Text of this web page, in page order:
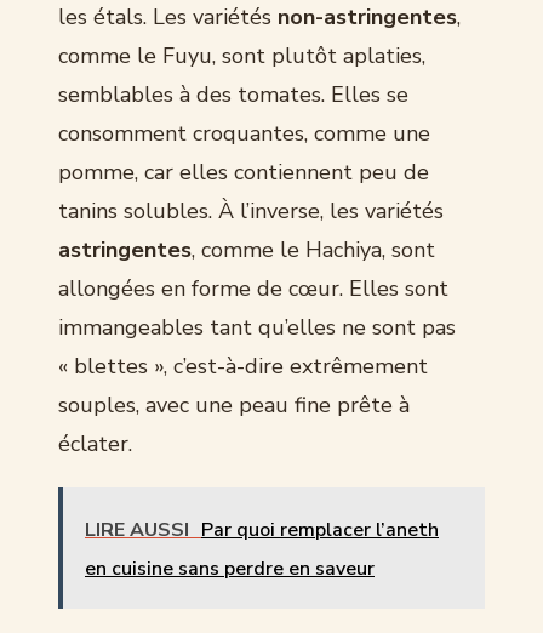
les étals. Les variétés non-astringentes,
comme le Fuyu, sont plutôt aplaties,
semblables à des tomates. Elles se
consomment croquantes, comme une
pomme, car elles contiennent peu de
tanins solubles. À l’inverse, les variétés
astringentes, comme le Hachiya, sont
allongées en forme de cœur. Elles sont
immangeables tant qu’elles ne sont pas
« blettes », c’est-à-dire extrêmement
souples, avec une peau fine prête à
éclater.
LIRE AUSSI Par quoi remplacer l’aneth
en cuisine sans perdre en saveur